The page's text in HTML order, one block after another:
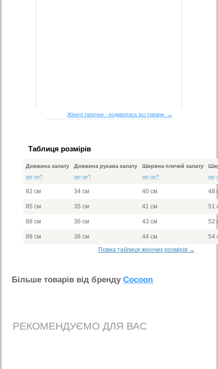
Жіночі тапочки - подивитись всі товари →
Таблиця розмірів
Довжина халату
що це?
Довжина рукава халату
що це?
Ширина плечей халату
що це? що
82 см 34 см 40 см 48
85 см 35 см 41 см 51
88 см 36 см 43 см 52
89 см 38 см 44 см
54
Повна таблиця жіночих розмірів →
Бiльше товарiв вiд брендуCocoon
РЕКОМЕНДУЄМО ДЛЯ ВАС